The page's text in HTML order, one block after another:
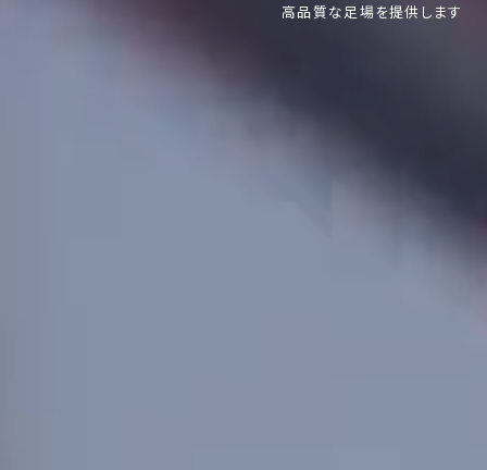
高品質な足場を提供します